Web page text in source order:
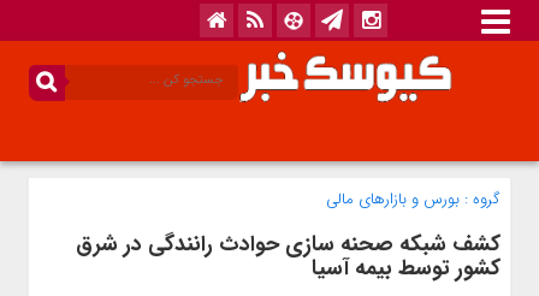
گروه : بورس و بازار‌های مالی
کشف شبکه صحنه سازی حوادث رانندگی در شرق
کشور توسط بیمه آسیا